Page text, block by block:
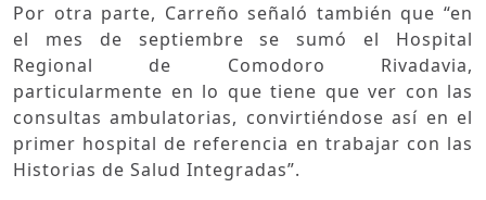
Por otra parte, Carreño señaló también que “en
el mes de septiembre se sumó el Hospital
Regional de Comodoro Rivadavia,
particularmente en lo que tiene que ver con las
consultas ambulatorias, convirtiéndose así en el
primer hospital de referencia en trabajar con las
Historias de Salud Integradas”.